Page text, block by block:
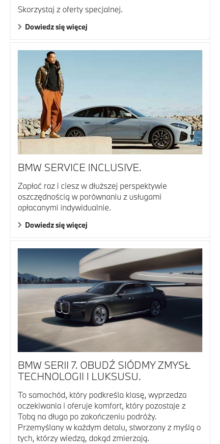
Skorzystaj z oferty specjalnej.
Dowiedz się więcej
BMW SERVICE INCLUSIVE.
Zapłać raz i ciesz w dłuższej perspektywie
oszczędnością w porównaniu z usługami
opłacanymi indywidualnie.
Dowiedz się więcej
BMW SERII 7. OBUDŹ SIÓDMY ZMYSŁ
TECHNOLOGII I LUKSUSU.
To samochód, który podkreśla klasę, wyprzedza
oczekiwania i oferuje komfort, który pozostaje z
Tobą na długo po zakończeniu podróży.
Przemyślany w każdym detalu, stworzony z myślą o
tych, którzy wiedzą, dokąd zmierzają.